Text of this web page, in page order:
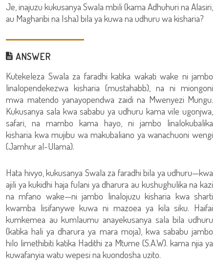
Je, inajuzu kukusanya Swala mbili (kama Adhuhuri na Alasiri,
au Magharibi na Isha) bila ya kuwa na udhuru wa kisharia?
ANSWER
Kutekeleza Swala za faradhi katika wakati wake ni jambo
linalopendekezwa kisharia (mustahabb), na ni miongoni
mwa matendo yanayopendwa zaidi na Mwenyezi Mungu.
Kukusanya sala kwa sababu ya udhuru kama vile ugonjwa,
safari, na mambo kama hayo, ni jambo linalokubalika
kisharia kwa mujibu wa makubaliano ya wanachuoni wengi
(Jamhur al-Ulama).
Hata hivyo, kukusanya Swala za faradhi bila ya udhuru—kwa
ajili ya kukidhi haja fulani ya dharura au kushughulika na kazi
na mfano wake—ni jambo linalojuzu kisharia kwa sharti
kwamba lisifanywe kuwa ni mazoea ya kila siku. Haifai
kumkemea au kumlaumu anayekusanya sala bila udhuru
(katika hali ya dharura ya mara moja), kwa sababu jambo
hilo limethibiti katika Hadithi za Mtume (S.A.W). kama njia ya
kuwafanyia watu wepesi na kuondosha uzito.